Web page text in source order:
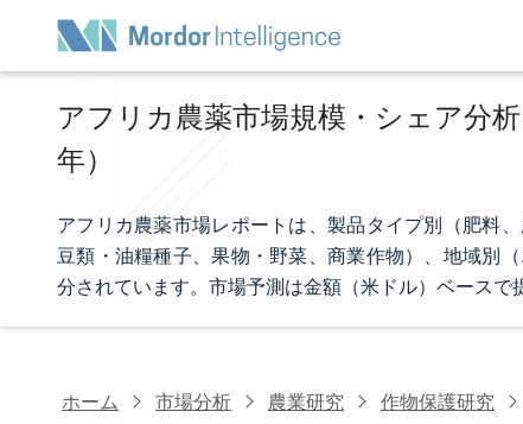
アフリカ農薬市場規模・シェア分
年）
アフリカ農薬市場レポートは、製品タイプ別（肥料
豆類・油糧種子、果物・野菜、商業作物）、地域別
分されています。市場予測は金額（米ドル）ベースで
ホーム 市場分析 農業研究 作物保護研究